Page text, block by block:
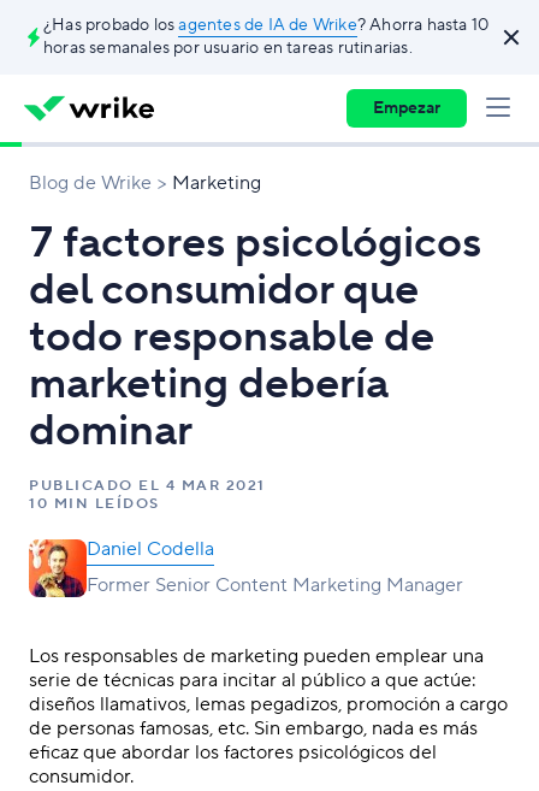
¿Has probado losagentes de IA de Wrike? Ahorra hasta 10
horas semanales por usuario en tareas rutinarias.
Empezar
Blog de Wrike Marketing
7 factores psicológicos
del consumidor que
todo responsable de
marketing debería
dominar
PUBLICADO EL 4 MAR 2021
10 MIN LEÍDOS
Daniel Codella
Former Senior Content Marketing Manager
Los responsables de marketing pueden emplear una
serie de técnicas para incitar al público a que actúe:
diseños llamativos, lemas pegadizos, promoción a cargo
de personas famosas, etc. Sin embargo, nada es más
eficaz que abordar los factores psicológicos del
consumidor.